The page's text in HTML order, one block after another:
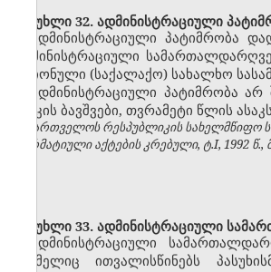
მუხლი 32. ადმინისტრაციული
ადმინისტრაციული პატიმრობა
ადმინისტრაციული
რაიონული (საქალაქო) სახალხო
ადმინისტრაციული პატიმრობა
ასაკის ბავშვები, თვრამეტი წლის
საქართველოს რესპუბლიკის სახელმწიფო
ნორმატიული აქტების კრებული, ტ.I, 1992 წ.,
მუხლი 33. ადმინისტრაციული
ადმინისტრაციული
რომელიც ითვალისწინებს